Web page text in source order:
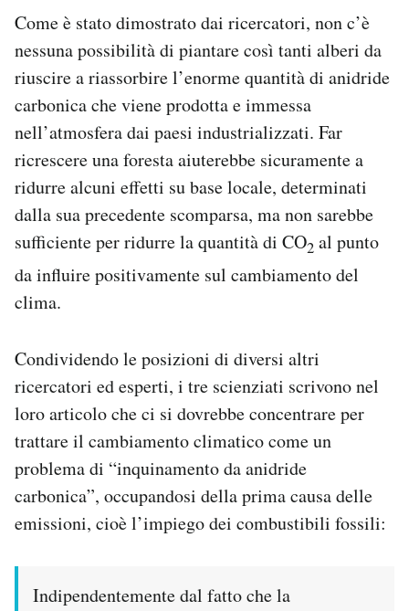
Come è stato dimostrato dai ricercatori, non c’è
nessuna possibilità di piantare così tanti alberi da
riuscire a riassorbire l’enorme quantità di anidride
carbonica che viene prodotta e immessa
nell’atmosfera dai paesi industrializzati. Far
ricrescere una foresta aiuterebbe sicuramente a
ridurre alcuni effetti su base locale, determinati
dalla sua precedente scomparsa, ma non sarebbe
sufficiente per ridurre la quantità di CO2 al punto
da influire positivamente sul cambiamento del
clima.
Condividendo le posizioni di diversi altri
ricercatori ed esperti, i tre scienziati scrivono nel
loro articolo che ci si dovrebbe concentrare per
trattare il cambiamento climatico come un
problema di “inquinamento da anidride
carbonica”, occupandosi della prima causa delle
emissioni, cioè l’impiego dei combustibili fossili:
Indipendentemente dal fatto che la